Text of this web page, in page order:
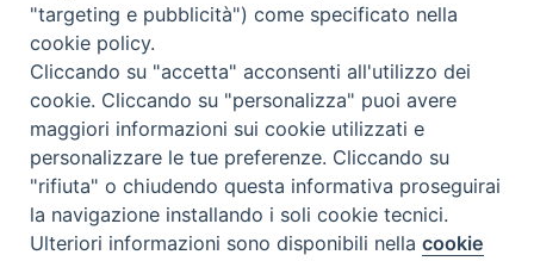
Acireale 17.12.1991 | ord. Acireale 15.09.2021
Ab.: 95014 Giarre, Via Sartori, 34
Tel. 095 931650 (parr.)
RACITI SEBASTIANO
Santa Venerina 22.05.1959 | ord. Cosentini di Santa
Venerina 08.09.1984
Ab.:95021 Aci Castello, Via Re Martino
"targeting e pubblicità") come specificato nella
cookie policy.
Cliccando su "accetta" acconsenti all'utilizzo dei
cookie. Cliccando su "personalizza" puoi avere
maggiori informazioni sui cookie utilizzati e
personalizzare le tue preferenze. Cliccando su
"rifiuta" o chiudendo questa informativa proseguirai
la navigazione installando i soli cookie tecnici.
Ulteriori informazioni sono disponibili nellacookie